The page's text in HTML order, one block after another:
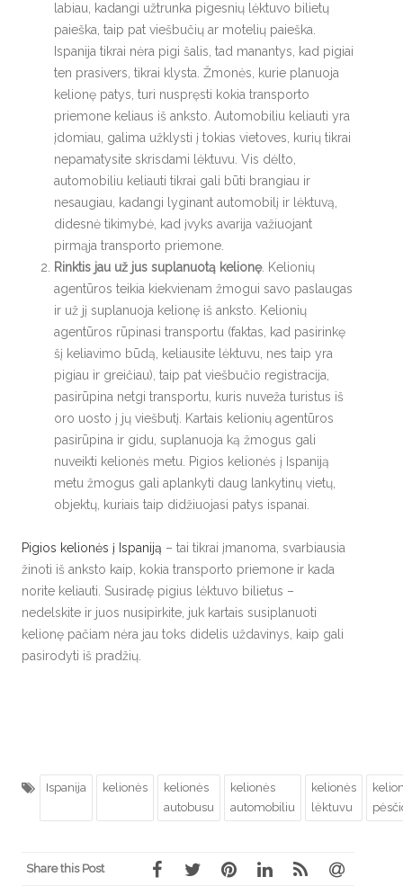
labiau, kadangi užtrunka pigesnių lėktuvo bilietų
paieška, taip pat viešbučių ar motelių paieška.
Ispanija tikrai nėra pigi šalis, tad manantys, kad pigiai
ten prasivers, tikrai klysta. Žmonės, kurie planuoja
kelionę patys, turi nuspręsti kokia transporto
priemone keliaus iš anksto. Automobiliu keliauti yra
įdomiau, galima užklysti į tokias vietoves, kurių tikrai
nepamatysite skrisdami lėktuvu. Vis dėlto,
automobiliu keliauti tikrai gali būti brangiau ir
nesaugiau, kadangi lyginant automobilį ir lėktuvą,
didesnė tikimybė, kad įvyks avarija važiuojant
pirmąja transporto priemone.
Rinktis jau už jus suplanuotą kelionę. Kelionių
agentūros teikia kiekvienam žmogui savo paslaugas
ir už jį suplanuoja kelionę iš anksto. Kelionių
agentūros rūpinasi transportu (faktas, kad pasirinkę
šį keliavimo būdą, keliausite lėktuvu, nes taip yra
pigiau ir greičiau), taip pat viešbučio registracija,
pasirūpina netgi transportu, kuris nuveža turistus iš
oro uosto į jų viešbutį. Kartais kelionių agentūros
pasirūpina ir gidu, suplanuoja ką žmogus gali
nuveikti kelionės metu. Pigios kelionės į Ispaniją
metu žmogus gali aplankyti daug lankytinų vietų,
objektų, kuriais taip didžiuojasi patys ispanai.
Pigios kelionės į Ispaniją – tai tikrai įmanoma, svarbiausia
žinoti iš anksto kaip, kokia transporto priemone ir kada
norite keliauti. Susiradę pigius lėktuvo bilietus –
nedelskite ir juos nusipirkite, juk kartais susiplanuoti
kelionę pačiam nėra jau toks didelis uždavinys, kaip gali
pasirodyti iš pradžių.
Ispanija kelionės
kelionės
autobusu
kelionės
automobiliu
kelionės
lėktuvu
Share this Post